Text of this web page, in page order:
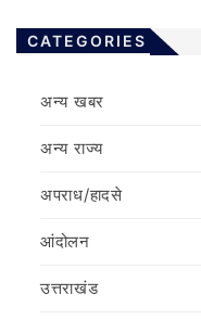
CATEGORIES
अन्य खबर
अन्य राज्य
अपराध/हादसे
आंदोलन
उत्तराखंड